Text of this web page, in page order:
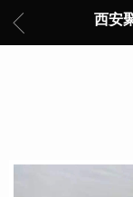
西安